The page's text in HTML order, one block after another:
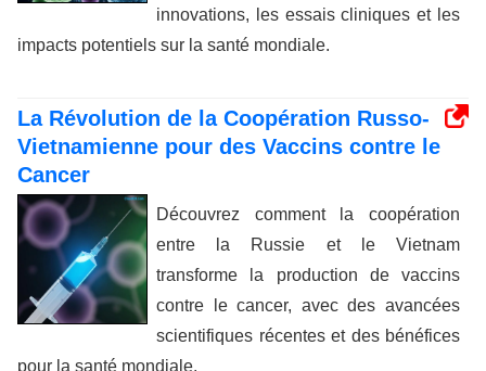
innovations, les essais cliniques et les
impacts potentiels sur la santé mondiale.
La Révolution de la Coopération Russo-
Vietnamienne pour des Vaccins contre le
Cancer
Découvrez comment la coopération
entre la Russie et le Vietnam
transforme la production de vaccins
contre le cancer, avec des avancées
scientifiques récentes et des bénéfices
pour la santé mondiale.